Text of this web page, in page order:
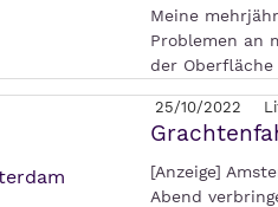
Meine
Problemen an
der
25/10/2022
[Anzeige]
Abend